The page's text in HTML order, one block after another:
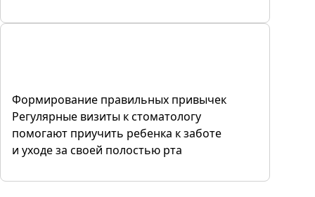
Формирование правильных привычек
Регулярные визиты к стоматологу
помогают приучить ребенка к заботе
и уходе за своей полостью рта